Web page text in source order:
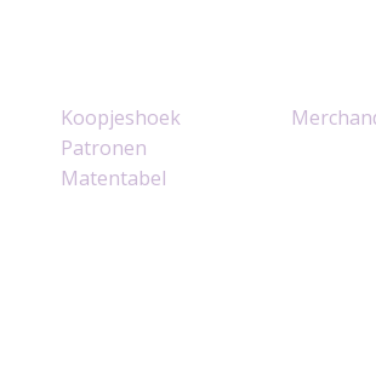
Koopjeshoek
Patronen
Matentabel